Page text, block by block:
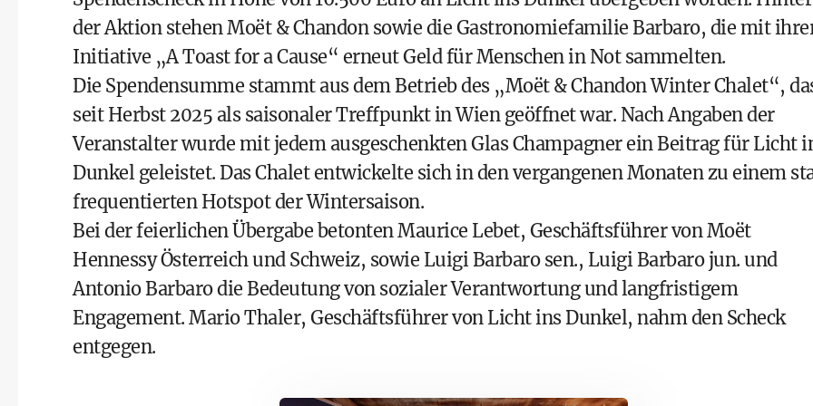
der Aktion stehen Moët & Chandon sowie die Gastronomiefamilie Barbaro, die mit
Initiative „A Toast for a Cause“ erneut Geld für Menschen in Not sammelten.
Die Spendensumme stammt aus dem Betrieb des „Moët & Chandon Winter Chalet“,
seit Herbst 2025 als saisonaler Treffpunkt in Wien geöffnet war. Nach Angaben der
Veranstalter wurde mit jedem ausgeschenkten Glas Champagner ein Beitrag für Licht
Dunkel geleistet. Das Chalet entwickelte sich in den vergangenen Monaten zu einem
frequentierten Hotspot der Wintersaison.
Bei der feierlichen Übergabe betonten Maurice Lebet, Geschäftsführer von Moët
Hennessy Österreich und Schweiz, sowie Luigi Barbaro sen., Luigi Barbaro jun. und
Antonio Barbaro die Bedeutung von sozialer Verantwortung und langfristigem
Engagement. Mario Thaler, Geschäftsführer von Licht ins Dunkel, nahm den Scheck
entgegen.